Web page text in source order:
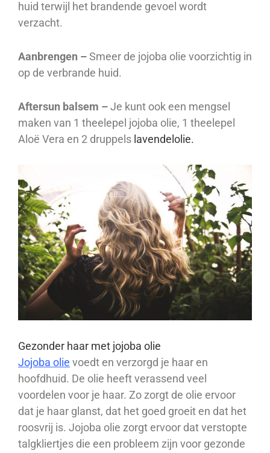
huid terwijl het brandende gevoel wordt
verzacht.
Aanbrengen –Smeer de jojoba olie voorzichtig in
op de verbrande huid.
Aftersun balsem –Je kunt ook een mengsel
maken van 1 theelepel jojoba olie, 1 theelepel
Aloë Vera en 2 druppels lavendelolie.
Gezonder haar met jojoba olie
Jojoba olie voedt en verzorgd je haar en
hoofdhuid. De olie heeft verassend veel
voordelen voor je haar. Zo zorgt de olie ervoor
dat je haar glanst, dat het goed groeit en dat het
roosvrij is. Jojoba olie zorgt ervoor dat verstopte
talgkliertjes die een probleem zijn voor gezonde